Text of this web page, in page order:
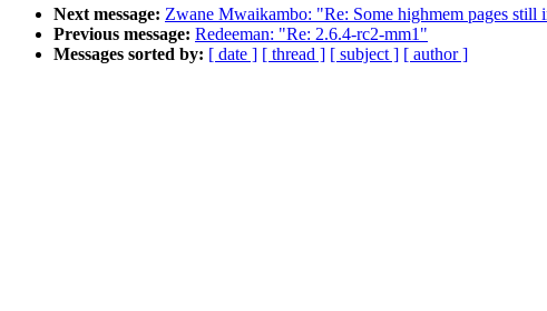
Next message: Zwane Mwaikambo: "Re: Some highmem pages still
Previous message: Redeeman: "Re: 2.6.4-rc2-mm1"
Messages sorted by: [ date ] [ thread ] [ subject ] [ author ]